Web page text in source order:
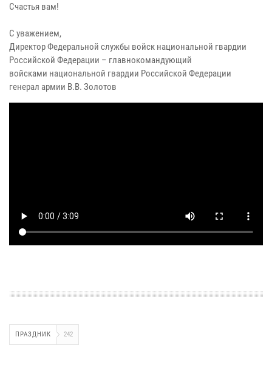
Счастья вам!
С уважением,
Директор Федеральной службы войск национальной гвардии
Российской Федерации – главнокомандующий
войсками национальной гвардии Российской Федерации
генерал армии В.В. Золотов
ПРАЗДНИК 242